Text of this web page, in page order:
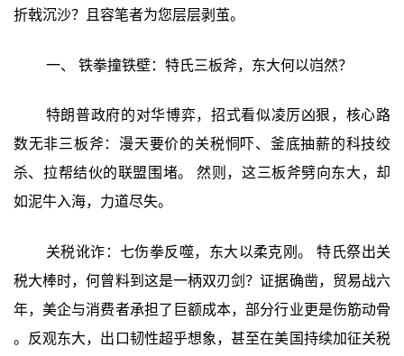
折戟沉沙？且容笔者为您层层剥茧。
一、 铁拳撞铁壁：特氏三板斧，东大何以岿然？
特朗普政府的对华博弈，招式看似凌厉凶狠，核心路
数无非三板斧：漫天要价的关税恫吓、釜底抽薪的科技绞
杀、拉帮结伙的联盟围堵。 然则，这三板斧劈向东大，却
如泥牛入海，力道尽失。
关税讹诈：七伤拳反噬，东大以柔克刚。 特氏祭出关
税大棒时，何曾料到这是一柄双刃剑？证据确凿，贸易战六
年，美企与消费者承担了巨额成本，部分行业更是伤筋动骨
。反观东大，出口韧性超乎想象，甚至在美国持续加征关税